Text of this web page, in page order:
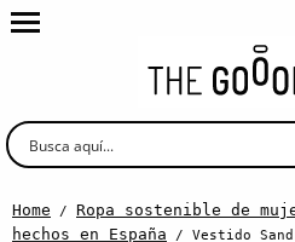
Home / Ropa sostenible de
hechos en España / Vestido